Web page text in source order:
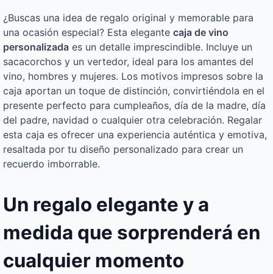
¿Buscas una idea de regalo original y memorable para
una ocasión especial? Esta elegante caja de vino
personalizada es un detalle imprescindible. Incluye un
sacacorchos y un vertedor, ideal para los amantes del
vino, hombres y mujeres. Los motivos impresos sobre la
caja aportan un toque de distinción, convirtiéndola en el
presente perfecto para cumpleaños, día de la madre, día
del padre, navidad o cualquier otra celebración. Regalar
esta caja es ofrecer una experiencia auténtica y emotiva,
resaltada por tu diseño personalizado para crear un
recuerdo imborrable.
Un regalo elegante y a
medida que sorprenderá en
cualquier momento